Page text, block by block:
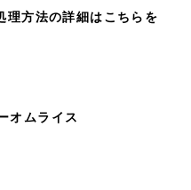
理方法の詳細はこちらを
オムライス